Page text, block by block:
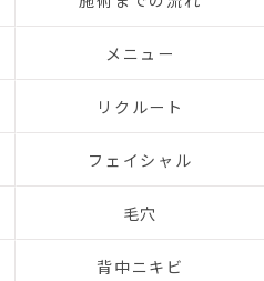
メニュー
リクルート
フェイシャル
毛穴
背中ニキビ